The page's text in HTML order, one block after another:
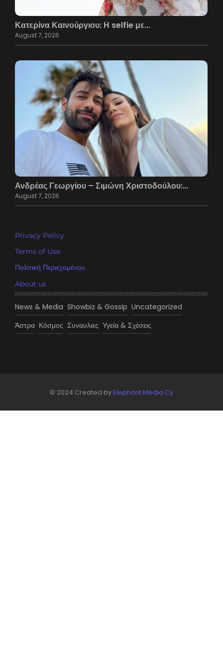
Κατερίνα Καινούργιου: Η selfie με…
August 7, 2026
Ανδρέας Γεωργίου – Σιμώνη Χριστοδούλου:…
August 7, 2026
Privacy Policy
Terms of Use
Πολιτική Περιεχομένου
About us
News & Media Showbiz & Gossip Uncategorized
Άστρα Κόσμος Συναυλιες Υγεία & Σχέσεις
© 2024 Created byElephant Media Cy